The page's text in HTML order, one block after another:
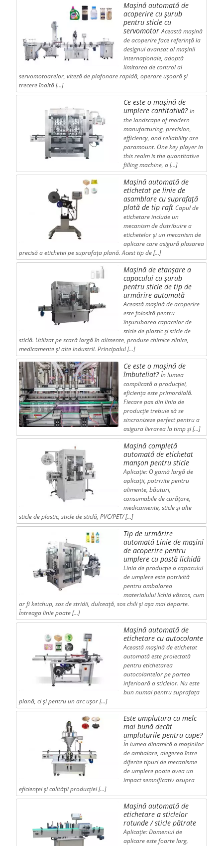
Mașină automată de
acoperire cu șurub
pentru sticle cu
servomotor Această mașină
de acoperire face referință la
designul avansat al mașinii
internaționale, adoptă
limitarea de control al
servomotoarelor, viteză de plafonare rapidă, operare ușoară și
trecere înaltă […]
Ce este o mașină de
umplere cantitativă? In
the landscape of modern
manufacturing, precision,
efficiency, and reliability are
paramount. One key player in
this realm is the quantitative
filling machine, a […]
Mașină automată de
etichetat pe linie de
asamblare cu suprafață
plată de tip raft Capul de
etichetare include un
mecanism de distribuire a
etichetelor și un mecanism de
aplicare care asigură plasarea
precisă a etichetei pe suprafața plană. Acest tip de […]
Mașină de etanșare a
capacului cu șurub
pentru sticle de tip de
urmărire automată
Această mașină de acoperire
este folosită pentru
înșurubarea capacelor de
sticle de plastic și sticle de
sticlă. Utilizat pe scară largă în alimente, produse chimice zilnice,
medicamente și alte industrii. Principalul […]
Ce este o mașină de
îmbuteliat? În lumea
complicată a producției,
eficiența este primordială.
Fiecare pas din linia de
producție trebuie să se
sincronizeze perfect pentru a
asigura livrarea la timp și […]
Mașină completă
automată de etichetat
manșon pentru sticle
Aplicație: O gamă largă de
aplicații, potrivite pentru
alimente, băuturi,
consumabile de curățare,
medicamente, sticle și alte
sticle de plastic, sticle de sticlă, PVC/PET/ […]
Tip de urmărire
automată Linie de mașini
de acoperire pentru
umplere cu pastă lichidă
Linia de producție a capacului
de umplere este potrivită
pentru ambalarea
materialului lichid vâscos, cum
ar fi ketchup, sos de stridii, dulceață, sos chili și așa mai departe.
Întreaga linie poate […]
Mașină automată de
etichetare cu autocolante
Această mașină de etichetat
automată este proiectată
pentru etichetarea
autocolantelor pe partea
inferioară a sticlelor. Nu este
bun numai pentru suprafața
plană, ci și pentru un arc ușor […]
Este umplutura cu melc
mai bună decât
umpluturile pentru cupe?
În lumea dinamică a mașinilor
de ambalare, alegerea între
diferite tipuri de mecanisme
de umplere poate avea un
impact semnificativ asupra
eficienței și calității producției […]
Mașină automată de
etichetare a sticlelor
rotunde / sticle pătrate
Aplicație: Domeniul de
aplicare este foarte larg,